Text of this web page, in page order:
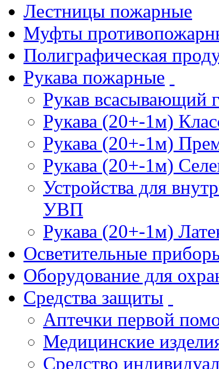
Лестницы пожарные
Муфты
Полиграфическая
Рукава пожарные
Рукав всасывающий
Рукава (20+-1м)
Рукава (20+-1м)
Рукава (20+-1м)
Устройства для
УВП
Рукава (20+-1м)
Осветительные
Оборудование для
Средства защиты
Аптечки первой
Медицинские
Средство